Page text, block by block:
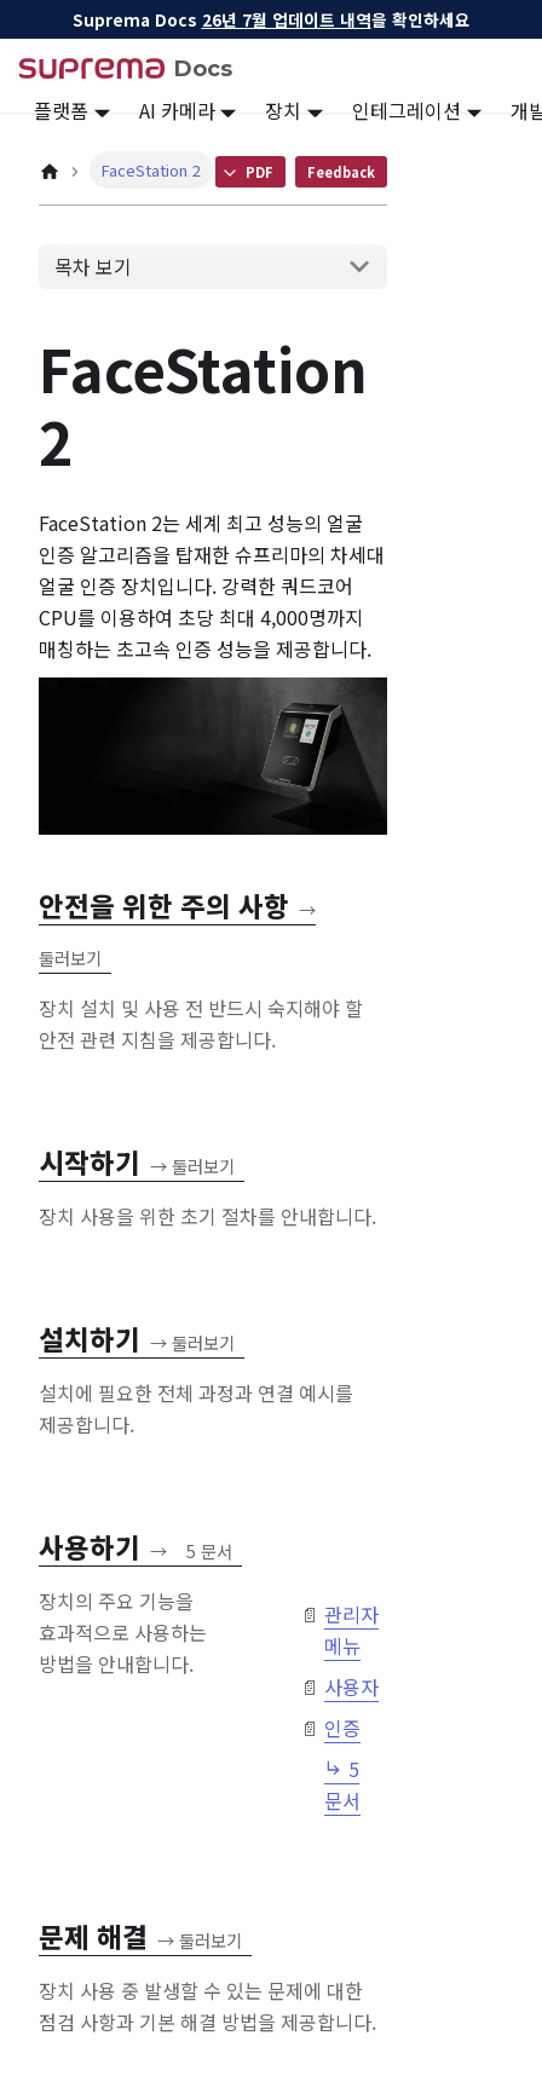
Suprema Docs 26년 7월 업데이트 내역을 확인하세요
Docs
플랫폼 AI 카메라 장치 인테그레이션 개
FaceStation 2 PDF Feedback
목차 보기
FaceStation
2
FaceStation 2는 세계 최고 성능의 얼굴
인증 알고리즘을 탑재한 슈프리마의 차세대
얼굴 인증 장치입니다. 강력한 쿼드코어
CPU를 이용하여 초당 최대 4,000명까지
매칭하는 초고속 인증 성능을 제공합니다.
안전을 위한 주의 사항 →
둘러보기
장치 설치 및 사용 전 반드시 숙지해야 할
안전 관련 지침을 제공합니다.
시작하기 →둘러보기
장치 사용을 위한 초기 절차를 안내합니다.
설치하기 →둘러보기
설치에 필요한 전체 과정과 연결 예시를
제공합니다.
사용하기 → 5 문서
장치의 주요 기능을
효과적으로 사용하는
방법을 안내합니다.
관리자
메뉴
사용자
인증
5
문서
문제 해결 →둘러보기
장치 사용 중 발생할 수 있는 문제에 대한
점검 사항과 기본 해결 방법을 제공합니다.